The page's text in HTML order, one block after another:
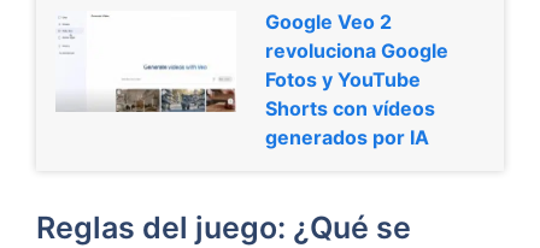
Google Veo 2
revoluciona Google
Fotos y YouTube
Shorts con vídeos
generados por IA
Reglas del juego: ¿Qué se